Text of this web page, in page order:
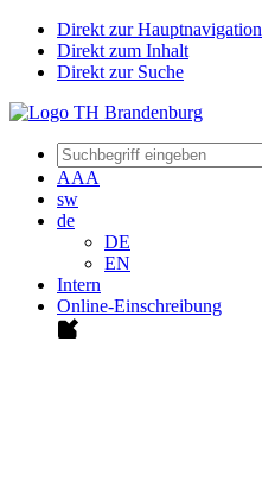
Direkt zur Hauptnavigation
Direkt zum Inhalt
Direkt zur Suche
AAA
sw
de
DE
EN
Intern
Online-Einschreibung